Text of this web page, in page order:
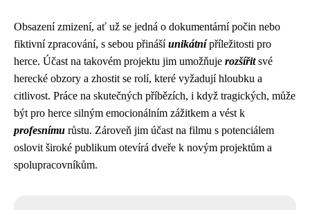
Obsazení zmizení, ať už se jedná o dokumentární počin nebo
fiktivní zpracování, s sebou přinášíunikátnípříležitosti pro
herce. Účast na takovém projektu jim umožňuje rozšířitsvé
herecké obzory a zhostit se rolí, které vyžadují hloubku a
citlivost. Práce na skutečných příbězích, i když tragických, může
být pro herce silným emocionálním zážitkem a vést k
profesnímu růstu. Zároveň jim účast na filmu s potenciálem
oslovit široké publikum otevírá dveře k novým projektům a
spolupracovníkům.